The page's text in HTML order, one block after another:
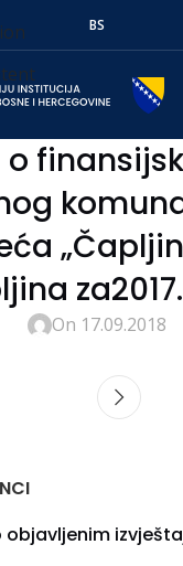
BS
o
On 17.09.2018
objavljenim